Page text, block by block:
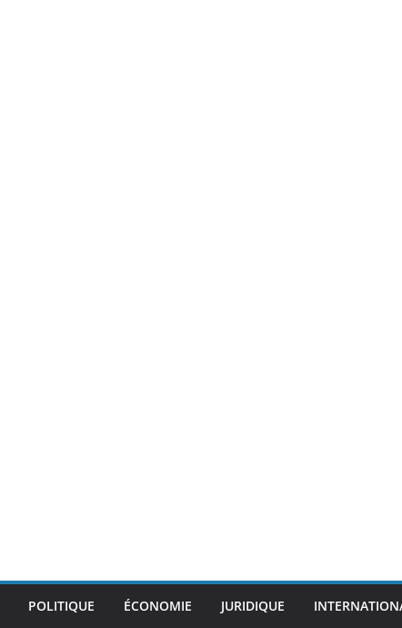
POLITIQUE ÉCONOMIE JURIDIQUE